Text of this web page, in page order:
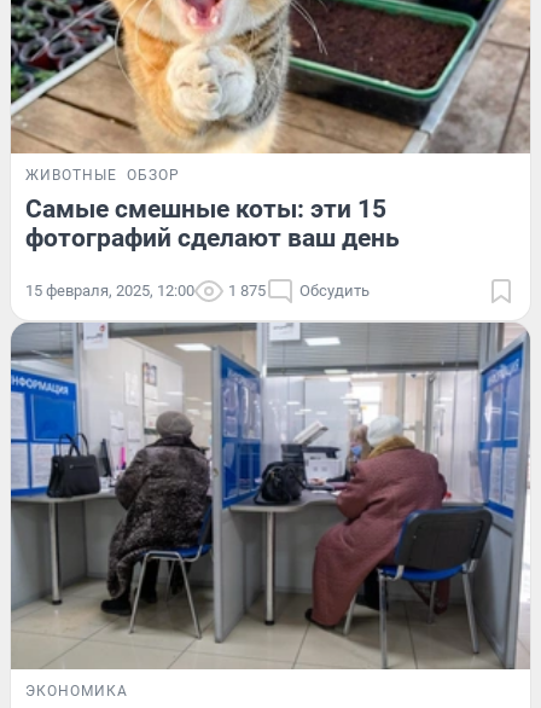
ЖИВОТНЫЕ ОБЗОР
Самые смешные коты: эти 15
фотографий сделают ваш день
15 февраля, 2025, 12:00 1 875 Обсудить
ЭКОНОМИКА